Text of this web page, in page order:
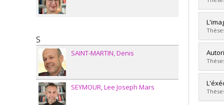
Cycle
Cycle
Cycle
S
SAINT-MARTIN Denis
SEYMOUR Lee Joseph Mars